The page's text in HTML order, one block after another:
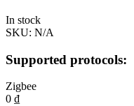
In stock
SKU: N/A
Supported protocols:
Zigbee
0 ₫